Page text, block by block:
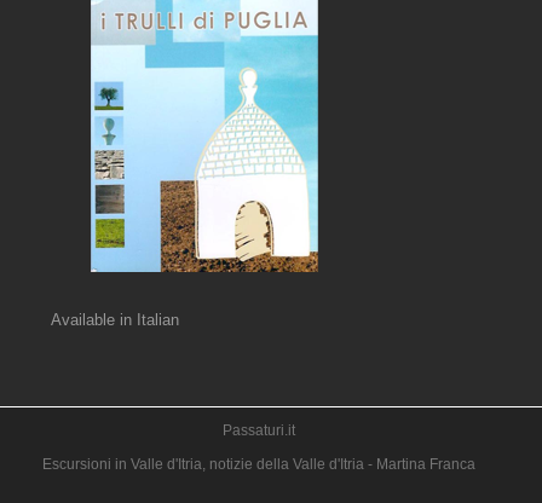
Available in Italian
Passaturi.it
Escursioni in Valle d'Itria, notizie della Valle d'Itria - Martina Franca